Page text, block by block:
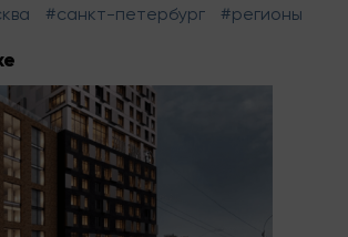
#санкт-петербург #регионы